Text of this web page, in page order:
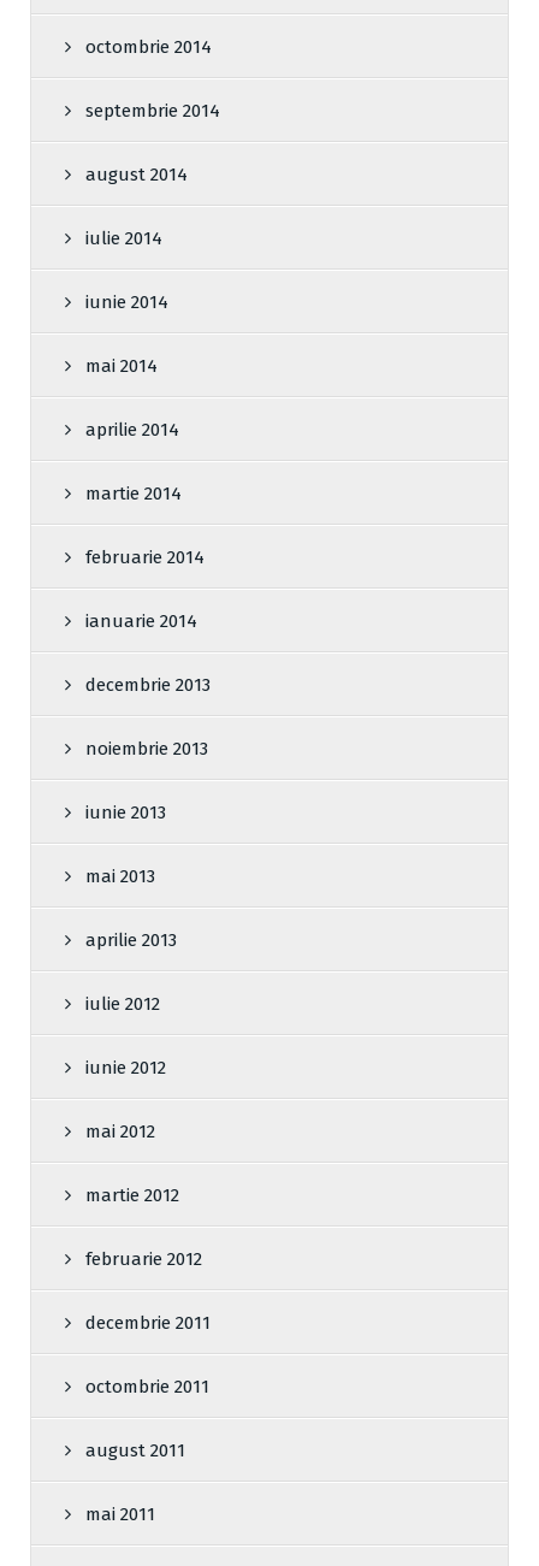
octombrie 2014
septembrie 2014
august 2014
iulie 2014
iunie 2014
mai 2014
aprilie 2014
martie 2014
februarie 2014
ianuarie 2014
decembrie 2013
noiembrie 2013
iunie 2013
mai 2013
aprilie 2013
iulie 2012
iunie 2012
mai 2012
martie 2012
februarie 2012
decembrie 2011
octombrie 2011
august 2011
mai 2011